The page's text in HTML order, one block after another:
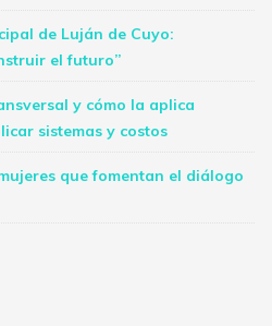
de Luján de Cuyo:
el futuro”
y cómo la aplica
sistemas y costos
que fomentan el diálogo